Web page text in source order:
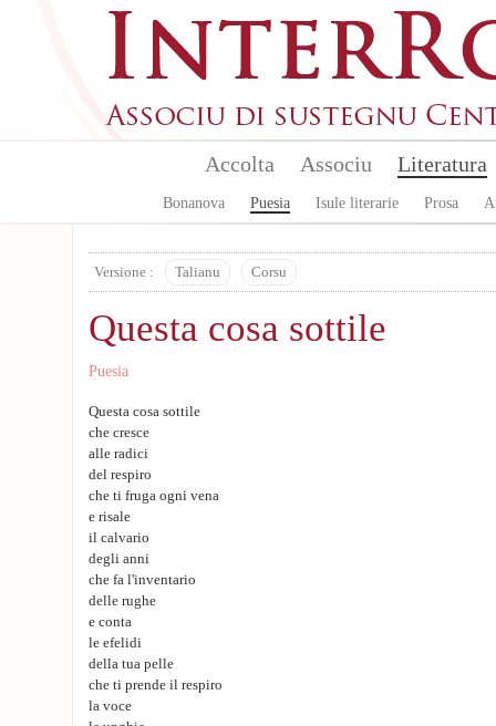
Accolta Associu Literatura
Bonanova Puesia Isule literarie Prosa
Versione : Talianu Corsu
Questa cosa sottile
Puesia
Questa cosa sottile
che cresce
alle radici
del respiro
che ti fruga ogni vena
e risale
il calvario
degli anni
che fa l'inventario
delle rughe
e conta
le efelidi
della tua pelle
che ti prende il respiro
la voce